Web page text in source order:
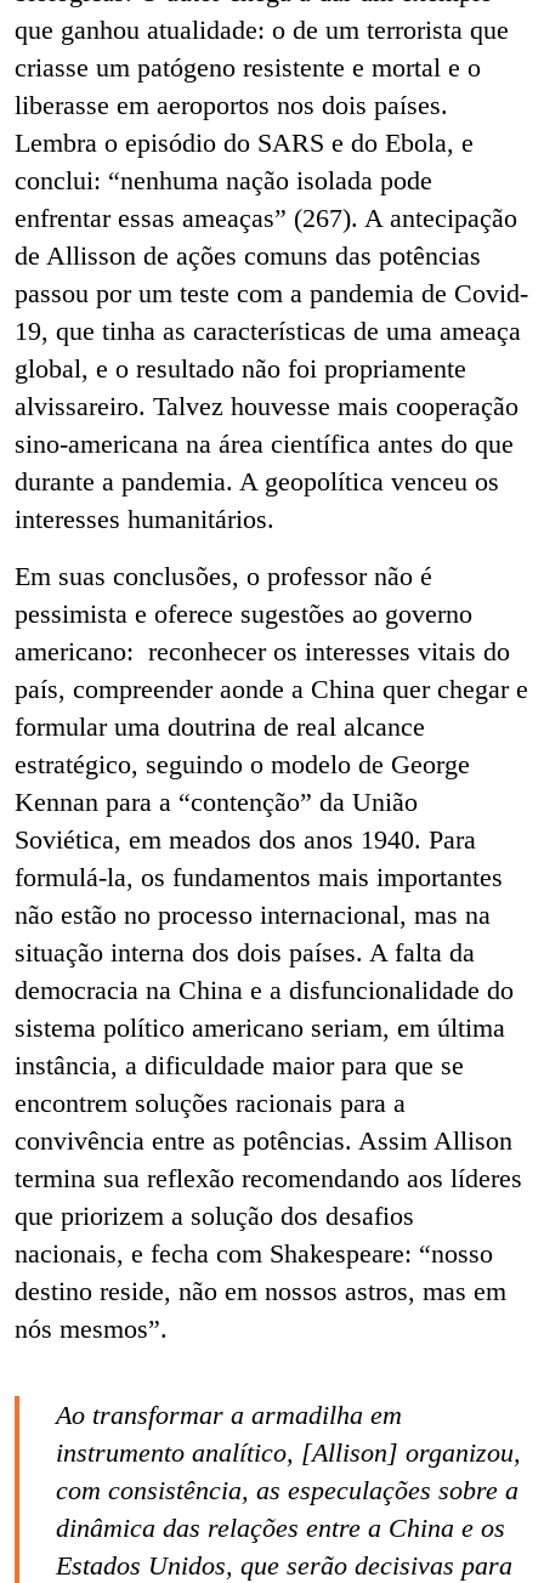
que ganhou atualidade: o de um terrorista que
criasse um patógeno resistente e mortal e o
liberasse em aeroportos nos dois países.
Lembra o episódio do SARS e do Ebola, e
conclui: “nenhuma nação isolada pode
enfrentar essas ameaças” (267). A antecipação
de Allisson de ações comuns das potências
passou por um teste com a pandemia de Covid-
19, que tinha as características de uma ameaça
global, e o resultado não foi propriamente
alvissareiro. Talvez houvesse mais cooperação
sino-americana na área científica antes do que
durante a pandemia. A geopolítica venceu os
interesses humanitários.
Em suas conclusões, o professor não é
pessimista e oferece sugestões ao governo
americano: reconhecer os interesses vitais do
país, compreender aonde a China quer chegar e
formular uma doutrina de real alcance
estratégico, seguindo o modelo de George
Kennan para a “contenção” da União
Soviética, em meados dos anos 1940. Para
formulá-la, os fundamentos mais importantes
não estão no processo internacional, mas na
situação interna dos dois países. A falta da
democracia na China e a disfuncionalidade do
sistema político americano seriam, em última
instância, a dificuldade maior para que se
encontrem soluções racionais para a
convivência entre as potências. Assim Allison
termina sua reflexão recomendando aos líderes
que priorizem a solução dos desafios
nacionais, e fecha com Shakespeare: “nosso
destino reside, não em nossos astros, mas em
nós mesmos”.
Ao transformar a armadilha em
instrumento analítico, [Allison] organizou,
com consistência, as especulações sobre a
dinâmica das relações entre a China e os
Estados Unidos, que serão decisivas para